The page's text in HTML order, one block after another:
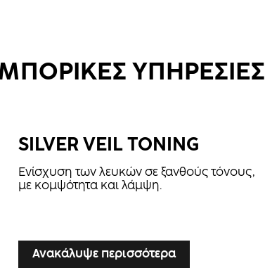
ΥΠΗΡΕΣΙΕΣ
SILVER VEIL TONING
Ενίσχυση των λευκών σε ξανθούς τόνους,
με κομψότητα και λάμψη.
...
Ανακάλυψε περισσότερα